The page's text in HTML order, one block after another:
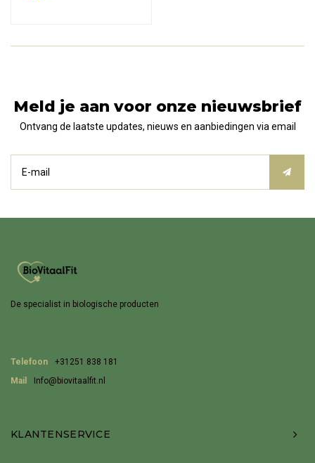
Meld je aan voor onze nieuwsbrief
Ontvang de laatste updates, nieuws en aanbiedingen via email
De specialist in biologische producten
Telefoon
+31251 838 181
Mail
Info@biovitaalfit.nl
KLANTENSERVICE